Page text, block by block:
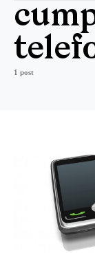
1 post